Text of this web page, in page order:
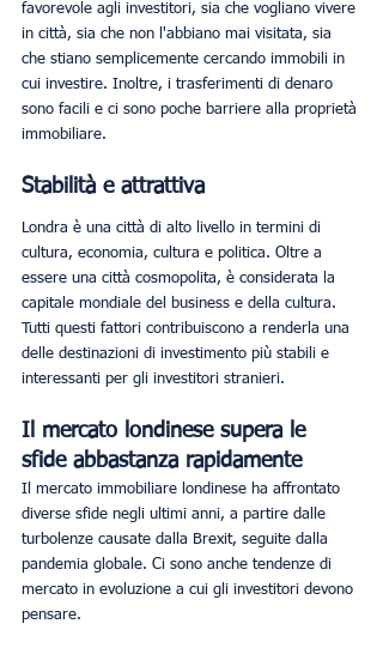
favorevole agli investitori, sia che vogliano vivere
in città, sia che non l'abbiano mai visitata, sia
che stiano semplicemente cercando immobili in
cui investire. Inoltre, i trasferimenti di denaro
sono facili e ci sono poche barriere alla proprietà
immobiliare.
Stabilità e attrattiva
Londra è una città di alto livello in termini di
cultura, economia, cultura e politica. Oltre a
essere una città cosmopolita, è considerata la
capitale mondiale del business e della cultura.
Tutti questi fattori contribuiscono a renderla una
delle destinazioni di investimento più stabili e
interessanti per gli investitori stranieri.
Il mercato londinese supera le
sfide abbastanza rapidamente
Il mercato immobiliare londinese ha affrontato
diverse sfide negli ultimi anni, a partire dalle
turbolenze causate dalla Brexit, seguite dalla
pandemia globale. Ci sono anche tendenze di
mercato in evoluzione a cui gli investitori devono
pensare.